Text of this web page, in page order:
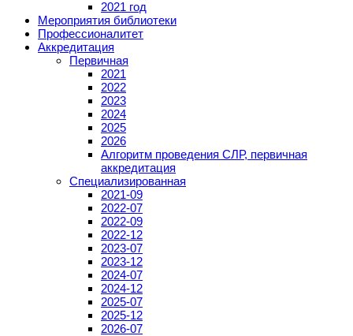
2021 год
Мероприятия библиотеки
Профессионалитет
Аккредитация
Первичная
2021
2022
2023
2024
2025
2026
Алгоритм проведения СЛР, первичная
аккредитация
Специализированная
2021-09
2022-07
2022-09
2022-12
2023-07
2023-12
2024-07
2024-12
2025-07
2025-12
2026-07